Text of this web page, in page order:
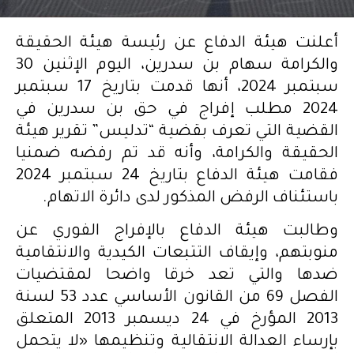
أعلنت هيئة الدفاع عن رئيسة هيئة الحقيقة
والكرامة سهام بن سدرين، اليوم الإثنين 30
سبتمبر 2024، أنها قدمت بتاريخ 17 سبتمبر
2024 مطلب إفراج في حق بن سدرين في
القضية التي تعرف بقضية “تدليس” تقرير هيئة
الحقيقة والكرامة، وأنه قد تم رفضه ضمنيا
فقامت هيئة الدفاع بتاريخ 24 سبتمبر 2024
باستئناف الرفض المذكور لدى دائرة الاتهام.
وطالبت هيئة الدفاع بالإفراج الفوري عن
منوبتهم، وإيقاف التتبعات الكيدية والانتقامية
ضدها والتي تعد خرقا واضحا لمقتضيات
الفصل 69 من القانون الأساسي عدد 53 لسنة
2013 المؤرخ في 24 ديسمبر 2013 المتعلق
بإرساء العدالة الانتقالية وتنظيمها «لا يتحمل